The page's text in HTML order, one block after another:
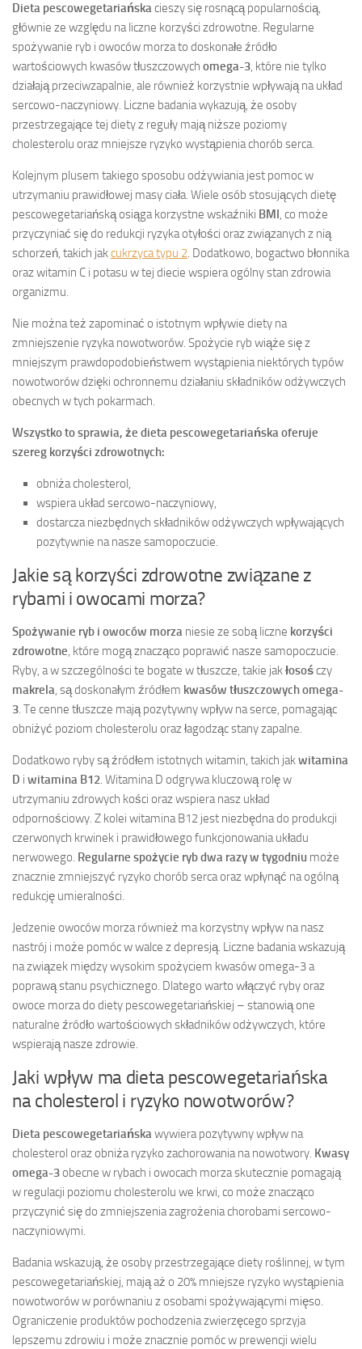
Dieta pescowegetariańskacieszy się rosnącą popularnością,
głównie ze względu na liczne korzyści zdrowotne. Regularne
spożywanie ryb i owoców morza to doskonałe źródło
wartościowych kwasów tłuszczowych omega-3, które nie tylko
działają przeciwzapalnie, ale również korzystnie wpływają na układ
sercowo-naczyniowy. Liczne badania wykazują, że osoby
przestrzegające tej diety z reguły mają niższe poziomy
cholesterolu oraz mniejsze ryzyko wystąpienia chorób serca.
Kolejnym plusem takiego sposobu odżywiania jest pomoc w
utrzymaniu prawidłowej masy ciała. Wiele osób stosujących dietę
pescowegetariańską osiąga korzystne wskaźniki BMI , co może
przyczyniać się do redukcji ryzyka otyłości oraz związanych z nią
schorzeń, takich jakcukrzyca typu 2. Dodatkowo, bogactwo błonnika
oraz witamin C i potasu w tej diecie wspiera ogólny stan zdrowia
organizmu.
Nie można też zapominać o istotnym wpływie diety na
zmniejszenie ryzyka nowotworów. Spożycie ryb wiąże się z
mniejszym prawdopodobieństwem wystąpienia niektórych typów
nowotworów dzięki ochronnemu działaniu składników odżywczych
obecnych w tych pokarmach.
Wszystko to sprawia, że dieta pescowegetariańska oferuje
szereg korzyści zdrowotnych:
obniża cholesterol,
wspiera układ sercowo-naczyniowy,
dostarcza niezbędnych składników odżywczych wpływających
pozytywnie na nasze samopoczucie.
Jakie są korzyści zdrowotne związane z
rybami i owocami morza?
Spożywanie ryb i owoców morza niesie ze sobą liczne korzyści
zdrowotne, które mogą znacząco poprawić nasze samopoczucie.
Ryby, a w szczególności te bogate w tłuszcze, takie jakłosośczy
makrela, są doskonałym źródłem kwasów tłuszczowych omega-
3. Te cenne tłuszcze mają pozytywny wpływ na serce, pomagając
obniżyć poziom cholesterolu oraz łagodząc stany zapalne.
Dodatkowo ryby są źródłem istotnych witamin, takich jakwitamina
D i witamina B12. Witamina D odgrywa kluczową rolę w
utrzymaniu zdrowych kości oraz wspiera nasz układ
odpornościowy. Z kolei witamina B12 jest niezbędna do produkcji
czerwonych krwinek i prawidłowego funkcjonowania układu
nerwowego. Regularne spożycie ryb dwa razy w tygodniu może
znacznie zmniejszyć ryzyko chorób serca oraz wpłynąć na ogólną
redukcję umieralności.
Jedzenie owoców morza również ma korzystny wpływ na nasz
nastrój i może pomóc w walce z depresją. Liczne badania wskazują
na związek między wysokim spożyciem kwasów omega-3 a
poprawą stanu psychicznego. Dlatego warto włączyć ryby oraz
owoce morza do diety pescowegetariańskiej – stanowią one
naturalne źródło wartościowych składników odżywczych, które
wspierają nasze zdrowie.
Jaki wpływ ma dieta pescowegetariańska
na cholesterol i ryzyko nowotworów?
Dieta pescowegetariańskawywiera pozytywny wpływ na
cholesterol oraz obniża ryzyko zachorowania na nowotwory. Kwasy
omega-3obecne w rybach i owocach morza skutecznie pomagają
w regulacji poziomu cholesterolu we krwi, co może znacząco
przyczynić się do zmniejszenia zagrożenia chorobami sercowo-
naczyniowymi.
Badania wskazują, że osoby przestrzegające diety roślinnej, w tym
pescowegetariańskiej, mają aż o 20% mniejsze ryzyko wystąpienia
nowotworów w porównaniu z osobami spożywającymi mięso.
Ograniczenie produktów pochodzenia zwierzęcego sprzyja
lepszemu zdrowiu i może znacznie pomóc w prewencji wielu